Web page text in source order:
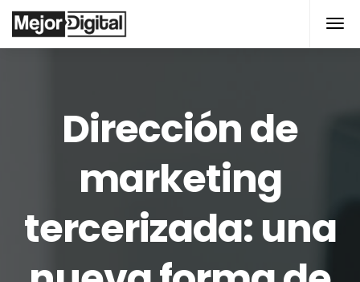
Dirección de
marketing
tercerizada: una